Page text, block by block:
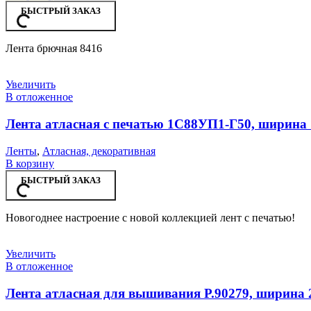
БЫСТРЫЙ ЗАКАЗ
Лента брючная 8416
Увеличить
В отложенное
Лента атласная с печатью 1С88УП1-Г50, ширина
Ленты, Атласная, декоративная
В корзину
БЫСТРЫЙ ЗАКАЗ
Новогоднее настроение с новой коллекцией лент с печатью!
Увеличить
В отложенное
Лента атласная для вышивания Р.90279, ширина